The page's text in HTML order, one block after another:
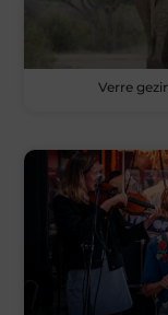
Verre